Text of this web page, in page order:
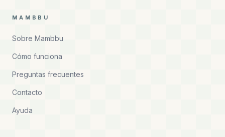
MAMBBU
Sobre Mambbu
Cómo funciona
Preguntas frecuentes
Contacto
Ayuda